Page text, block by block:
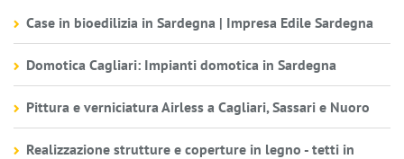
Case in bioedilizia in Sardegna | Impresa Edile Sardegna
Domotica Cagliari: Impianti domotica in Sardegna
Pittura e verniciatura Airless a Cagliari, Sassari e Nuoro
Realizzazione strutture e coperture in legno - tetti in